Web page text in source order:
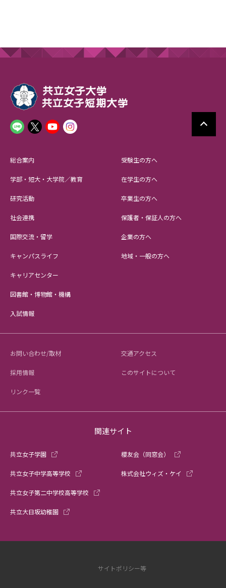
総合案内
学部・短大・大学院／教育
研究活動
社会連携
国際交流・留学
キャンパスライフ
キャリアセンター
図書館・博物館・機構
入試情報
受験生の方へ
在学生の方へ
卒業生の方へ
保護者・保証人の方へ
企業の方へ
地域・一般の方へ
お問い合わせ/取材 交通アクセス
採用情報 このサイトについて
リンク一覧
関連サイト
共立女子学園
共立女子中学高等学校
共立女子第二中学校高等学校
共立大日坂幼稚園
櫻友会（同窓会）
株式会社ウィズ・ケイ
サイトポリシー等